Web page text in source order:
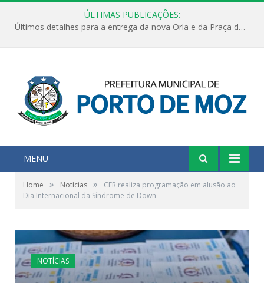
ÚLTIMAS PUBLICAÇÕES:
Últimos detalhes para a entrega da nova Orla e da Praça do Praião
MENU
Home » Notícias »
CER realiza programação em alusão ao
Dia Internacional da Síndrome de Down
NOTÍCIAS